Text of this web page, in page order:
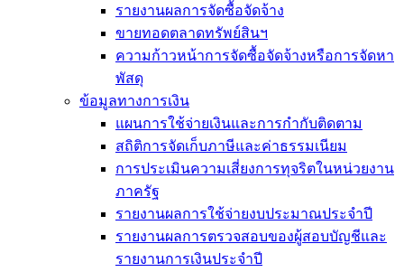
รายงานผลการจัดซื้อจัดจ้าง
ขายทอดตลาดทรัพย์สินฯ
ความก้าวหน้าการจัดซื้อจัดจ้างหรือการจัดหา
พัสดุ
ข้อมูลทางการเงิน
แผนการใช้จ่ายเงินและการกำกับติดตาม
สถิติการจัดเก็บภาษีและค่าธรรมเนียม
การประเมินความเสี่ยงการทุจริตในหน่วยงาน
ภาครัฐ
รายงานผลการใช้จ่ายงบประมาณประจำปี
รายงานผลการตรวจสอบของผู้สอบบัญชีและ
รายงานการเงินประจำปี